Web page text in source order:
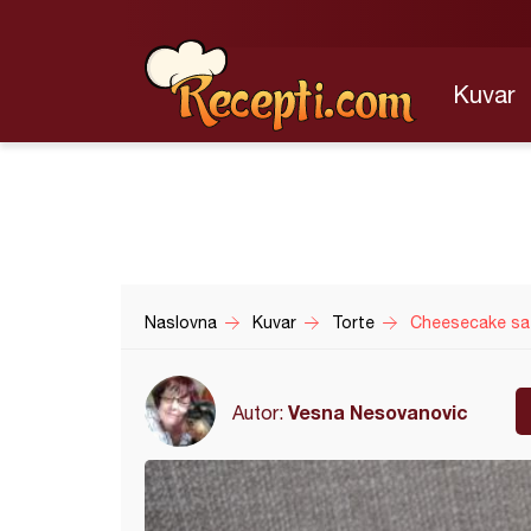
Kuvar
Naslovna Kuvar Torte Cheesecake
Autor: Vesna Nesovanovic